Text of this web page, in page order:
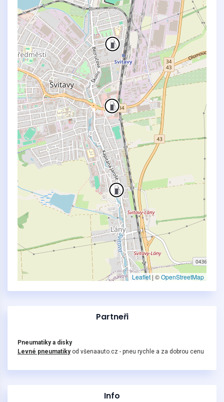
Leaflet| ©OpenStreetMap
Partneři
Pneumatiky a disky
Levné pneumatikyod všenaauto.cz - pneu rychle a za dobrou cenu
Info